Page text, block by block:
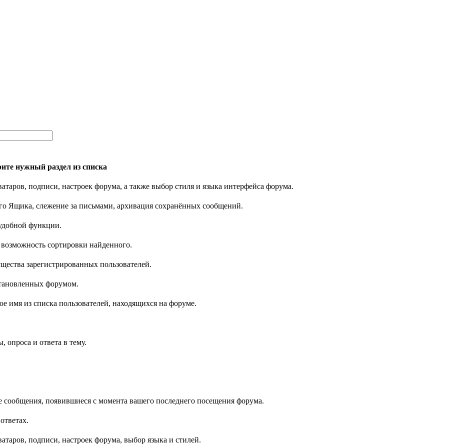
нужный раздел из списка
подписи, настроек форума, а также выбор стиля и языка интерфейса форума.
Ящика, слежение за письмами, архивация сохранённых сообщений.
функции.
сортировки найденного.
зарегистрированных пользователей.
форумом.
имя из списка пользователей, находящихся на форуме.
и ответа в тему.
появившиеся с момента вашего последнего посещения форума.
подписи, настроек форума, выбор языка и стилей.